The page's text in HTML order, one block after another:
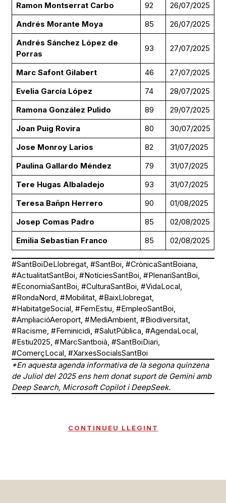
Ramon Montserrat Carbo
92
26/07/2025
Andrés Morante Moya
85
26/07/2025
Andrés Sánchez López de
Porras
93 27/07/2025
Marc Safont Gilabert 46
27/07/2025
Evelia García López
74
28/07/2025
Ramona González Pulido
89
29/07/2025
Joan Puig Rovira
80
30/07/2025
Jose Monroy Larios
82
31/07/2025
Paulina Gallardo Méndez
79
31/07/2025
Tere Hugas Albaladejo
93
31/07/2025
Teresa Bañpn Herrero
90
01/08/2025
Josep Comas Padro
85
02/08/2025
Emilia Sebastian Franco
85 02/08/2025
#SantBoiDeLlobregat, #SantBoi, #CrònicaSantBoiana,
#ActualitatSantBoi, #NotíciesSantBoi, #PlenariSantBoi,
#EconomiaSantBoi, #CulturaSantBoi, #VidaLocal,
#RondaNord, #Mobilitat, #BaixLlobregat,
#HabitatgeSocial, #FemEstiu, #EmpleoSantBoi,
#AmpliacióAeroport, #MediAmbient, #Biodiversitat,
#Racisme, #Feminicidi, #SalutPública, #AgendaLocal,
#Estiu2025, #MarcSantboià, #SantBoiDiari,
#ComerçLocal, #XarxesSocialsSantBoi
*En aquesta agenda informativa de la segona quinzena
de Juliol del 2025 ens hem donat suport de Gemini amb
Deep Search, Microsoft Copilot i DeepSeek.
CONTINUEU LLEGINT